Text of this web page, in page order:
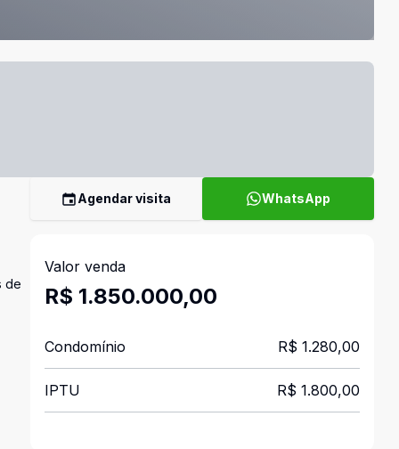
de
Agendar visita WhatsApp
Valor venda
R$ 1.850.000,00
Condomínio R$ 1.280,00
IPTU R$ 1.800,00